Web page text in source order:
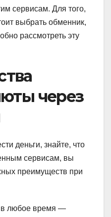
сервисам. Для того,
выбрать обменник,
рассмотреть эту
через
деньги, знайте, что
сервисам, вы
преимуществ при
любое время —